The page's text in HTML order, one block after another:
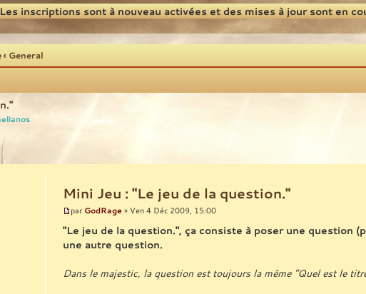
inscriptions sont à nouveau activées et des mises à jour sont en
‹ General
Mini Jeu : "Le jeu de la question."
par GodRage » Ven 4 Déc 2009, 15:00
"Le jeu de la question.", ça consiste à poser une question
une autre question.
Dans le majestic, la question est toujours la même "Quel est le